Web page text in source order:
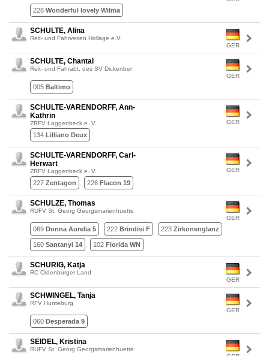
228 Wonderful lovely Wilma
GER
SCHULTE, Alina
Reit- und Fahrverien Hollage e.V.
GER
SCHULTE, Chantal
Reit- und Fahrabt. des SV Dickenber
005 Baltimo
GER
SCHULTE-VARENDORFF, Ann-
Kathrin
ZRFV Laggenbeck e. V.
134 Lilliano Deux
GER
SCHULTE-VARENDORFF, Carl-
Herwart
ZRFV Laggenbeck e. V.
227 Zentagon 226 Flacon 19
GER
SCHULZE, Thomas
RUFV St. Georg Georgsmarienhuette
069 Donna Aurelia 5 222 Brindisi F 223 Zirkonenglanz
160 Santanyi 14 102 Florida WN
GER
SCHURIG, Katja
RC Oldenburger Land
GER
SCHWINGEL, Tanja
RFV Hunteburg
060 Desperada 9
SEIDEL, Kristina
RUFV St. Georg Georgsmarienhuette